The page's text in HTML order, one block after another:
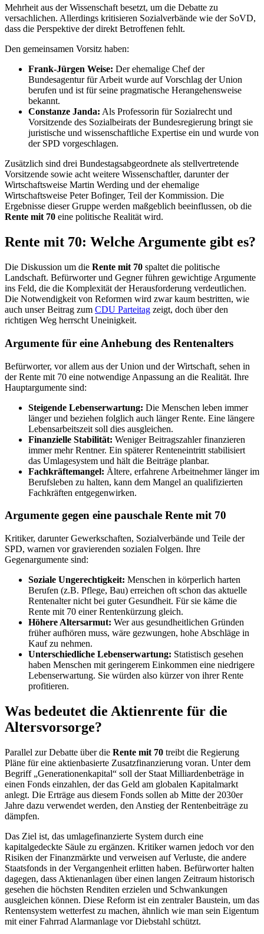
Mehrheit aus der Wissenschaft besetzt, um die Debatte zu
versachlichen. Allerdings kritisieren Sozialverbände wie der SoVD,
dass die Perspektive der direkt Betroffenen fehlt.
Den gemeinsamen Vorsitz haben:
Frank-Jürgen Weise: Der ehemalige Chef der
Bundesagentur für Arbeit wurde auf Vorschlag der Union
berufen und ist für seine pragmatische Herangehensweise
bekannt.
Constanze Janda: Als Professorin für Sozialrecht und
Vorsitzende des Sozialbeirats der Bundesregierung bringt sie
juristische und wissenschaftliche Expertise ein und wurde von
der SPD vorgeschlagen.
Zusätzlich sind drei Bundestagsabgeordnete als stellvertretende
Vorsitzende sowie acht weitere Wissenschaftler, darunter der
Wirtschaftsweise Martin Werding und der ehemalige
Wirtschaftsweise Peter Bofinger, Teil der Kommission. Die
Ergebnisse dieser Gruppe werden maßgeblich beeinflussen, ob die
Rente mit 70 eine politische Realität wird.
Rente mit 70: Welche Argumente gibt es?
Die Diskussion um die Rente mit 70 spaltet die politische
Landschaft. Befürworter und Gegner führen gewichtige Argumente
ins Feld, die die Komplexität der Herausforderung verdeutlichen.
Die Notwendigkeit von Reformen wird zwar kaum bestritten, wie
auch unser Beitrag zum CDU Parteitag zeigt, doch über den
richtigen Weg herrscht Uneinigkeit.
Argumente für eine Anhebung des Rentenalters
Befürworter, vor allem aus der Union und der Wirtschaft, sehen in
der Rente mit 70 eine notwendige Anpassung an die Realität. Ihre
Hauptargumente sind:
Steigende Lebenserwartung: Die Menschen leben immer
länger und beziehen folglich auch länger Rente. Eine längere
Lebensarbeitszeit soll dies ausgleichen.
Finanzielle Stabilität: Weniger Beitragszahler finanzieren
immer mehr Rentner. Ein späterer Renteneintritt stabilisiert
das Umlagesystem und hält die Beiträge planbar.
Fachkräftemangel: Ältere, erfahrene Arbeitnehmer länger im
Berufsleben zu halten, kann dem Mangel an qualifizierten
Fachkräften entgegenwirken.
Argumente gegen eine pauschale Rente mit 70
Kritiker, darunter Gewerkschaften, Sozialverbände und Teile der
SPD, warnen vor gravierenden sozialen Folgen. Ihre
Gegenargumente sind:
Soziale Ungerechtigkeit: Menschen in körperlich harten
Berufen (z.B. Pflege, Bau) erreichen oft schon das aktuelle
Rentenalter nicht bei guter Gesundheit. Für sie käme die
Rente mit 70 einer Rentenkürzung gleich.
Höhere Altersarmut: Wer aus gesundheitlichen Gründen
früher aufhören muss, wäre gezwungen, hohe Abschläge in
Kauf zu nehmen.
Unterschiedliche Lebenserwartung: Statistisch gesehen
haben Menschen mit geringerem Einkommen eine niedrigere
Lebenserwartung. Sie würden also kürzer von ihrer Rente
profitieren.
Was bedeutet die Aktienrente für die
Altersvorsorge?
Parallel zur Debatte über die Rente mit 70 treibt die Regierung
Pläne für eine aktienbasierte Zusatzfinanzierung voran. Unter dem
Begriff „Generationenkapital“ soll der Staat Milliardenbeträge in
einen Fonds einzahlen, der das Geld am globalen Kapitalmarkt
anlegt. Die Erträge aus diesem Fonds sollen ab Mitte der 2030er
Jahre dazu verwendet werden, den Anstieg der Rentenbeiträge zu
dämpfen.
Das Ziel ist, das umlagefinanzierte System durch eine
kapitalgedeckte Säule zu ergänzen. Kritiker warnen jedoch vor den
Risiken der Finanzmärkte und verweisen auf Verluste, die andere
Staatsfonds in der Vergangenheit erlitten haben. Befürworter halten
dagegen, dass Aktienanlagen über einen langen Zeitraum historisch
gesehen die höchsten Renditen erzielen und Schwankungen
ausgleichen können. Diese Reform ist ein zentraler Baustein, um das
Rentensystem wetterfest zu machen, ähnlich wie man sein Eigentum
mit einer Fahrrad Alarmanlage vor Diebstahl schützt.